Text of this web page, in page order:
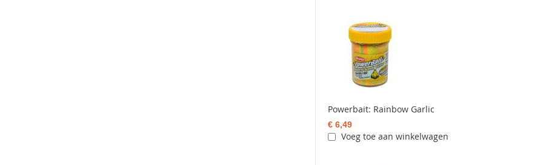
Powerbait: Rainbow Garlic
€ 6,49
Voeg toe aan winkelwagen